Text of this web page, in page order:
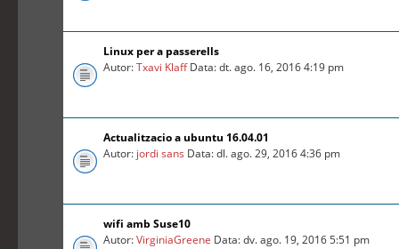
Linux per a passerells
Autor:Txavi KlaffData: dt. ago. 16, 2016 4:19 pm
Actualitzacio a ubuntu 16.04.01
Autor: jordi sans Data: dl. ago. 29, 2016 4:36 pm
wifi amb Suse10
Autor:VirginiaGreene Data: dv. ago. 19, 2016 5:51 pm